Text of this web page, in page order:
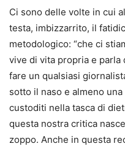
Ci sono delle volte in cui
testa, imbizzarrito, il
metodologico: “che ci
vive di vita propria e
fare un qualsiasi
sotto il naso e almeno
custoditi nella tasca di
questa nostra critica
zoppo. Anche in questa